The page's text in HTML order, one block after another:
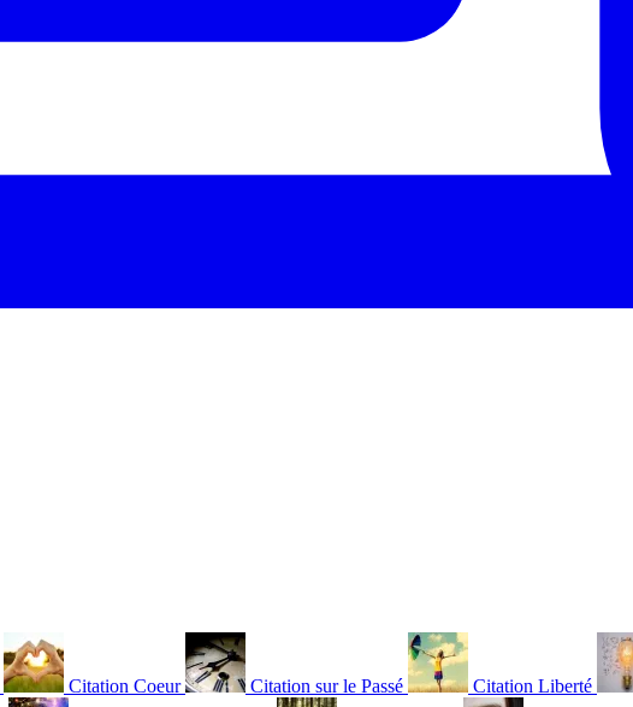
Citation Coeur Citation sur le Passé Citation Liberté